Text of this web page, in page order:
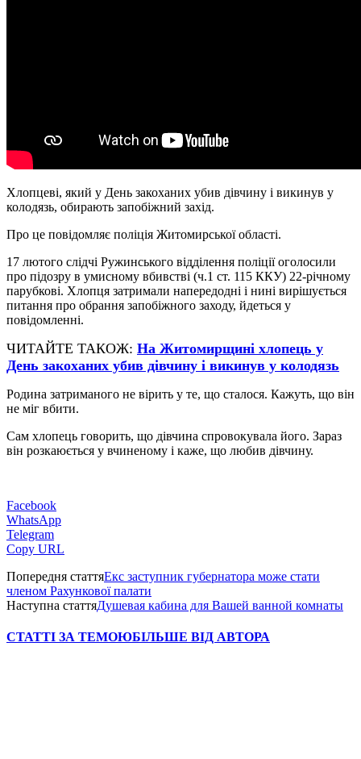
Хлопцеві, який у День закоханих убив дівчину і викинув у
колодязь, обирають запобіжний захід.
Про це повідомляє поліція Житомирської області.
17 лютого слідчі Ружинського відділення поліції оголосили
про підозру в умисному вбивстві (ч.1 ст. 115 ККУ) 22-річному
парубкові. Хлопця затримали напередодні і нині вирішується
питання про обрання запобіжного заходу, йдеться у
повідомленні.
ЧИТАЙТЕ ТАКОЖ: На Житомирщині хлопець у
День закоханих убив дівчину і викинув у колодязь
Родина затриманого не вірить у те, що сталося. Кажуть, що він
не міг вбити.
Сам хлопець говорить, що дівчина спровокувала його. Зараз
він розкаюється у вчиненому і каже, що любив дівчину.
Facebook
WhatsApp
Telegram
Copy URL
Попередня статтяЕкс заступник губернатора може стати
членом Рахункової палати
Наступна статтяДушевая кабина для Вашей ванной комнаты
СТАТТІ ЗА ТЕМОЮБІЛЬШЕ ВІД АВТОРА